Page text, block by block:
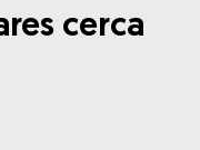
cerca